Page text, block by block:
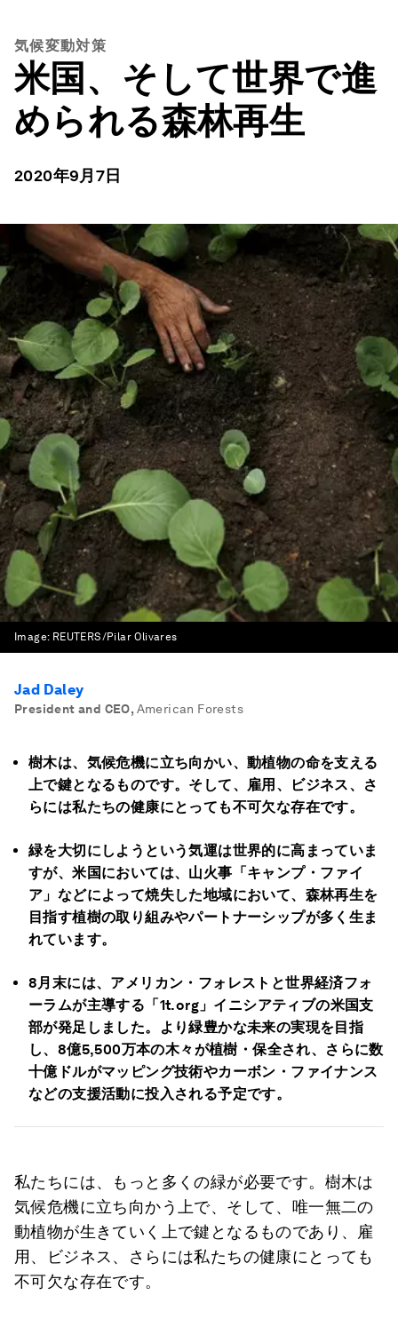
気候変動対策
米国、そして世界で進
められる森林再生
2020年9月7日
Image: REUTERS/Pilar Olivares
Jad Daley
President and CEO, American Forests
樹木は、気候危機に立ち向かい、動植物の命を支える
上で鍵となるものです。そして、雇用、ビジネス、さ
らには私たちの健康にとっても不可欠な存在です。
緑を大切にしようという気運は世界的に高まっていま
すが、米国においては、山火事「キャンプ・ファイ
ア」などによって焼失した地域において、森林再生を
目指す植樹の取り組みやパートナーシップが多く生ま
れています。
8月末には、アメリカン・フォレストと世界経済フォ
ーラムが主導する「1t.org」イニシアティブの米国支
部が発足しました。より緑豊かな未来の実現を目指
し、8億5,500万本の木々が植樹・保全され、さらに数
十億ドルがマッピング技術やカーボン・ファイナンス
などの支援活動に投入される予定です。
私たちには、もっと多くの緑が必要です。樹木は
気候危機に立ち向かう上で、そして、唯一無二の
動植物が生きていく上で鍵となるものであり、雇
用、ビジネス、さらには私たちの健康にとっても
不可欠な存在です。